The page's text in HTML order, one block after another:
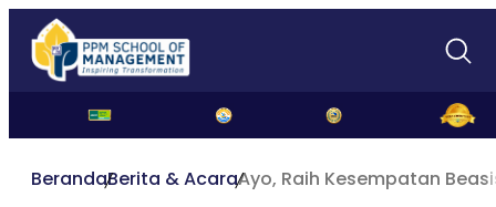
BerandaBerita & AcaraAyo, Raih Kesempatan